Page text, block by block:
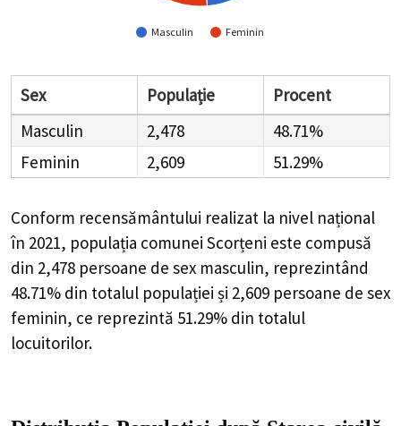
Masculin Feminin
Sex Populație
Procent
Masculin
2,478
48.71%
Feminin
2,609 51.29%
Conform recensământului realizat la nivel național
în 2021, populația comunei Scorțeni este compusă
din 2,478 persoane de sex masculin, reprezintând
48.71% din totalul populației și 2,609 persoane de sex
feminin, ce reprezintă 51.29% din totalul
locuitorilor.